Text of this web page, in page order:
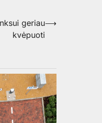
geriau
kvėpuoti
⟶